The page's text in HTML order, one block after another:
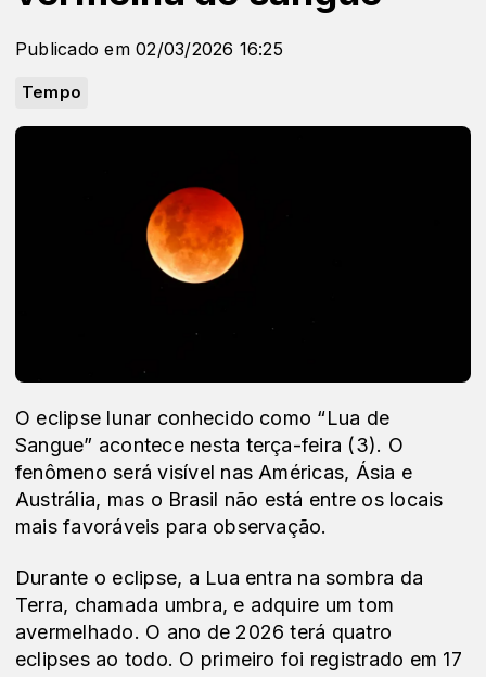
Publicado em 02/03/2026 16:25
Tempo
O eclipse lunar conhecido como “Lua de
Sangue” acontece nesta terça-feira (3). O
fenômeno será visível nas Américas, Ásia e
Austrália, mas o Brasil não está entre os locais
mais favoráveis para observação.
Durante o eclipse, a Lua entra na sombra da
Terra, chamada umbra, e adquire um tom
avermelhado. O ano de 2026 terá quatro
eclipses ao todo. O primeiro foi registrado em 17